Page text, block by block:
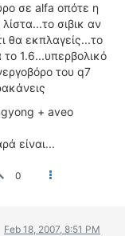
σε alfa οπότε η
σιβικ αν
θα εκπλαγείς...το
το 1.6...υπερβολικό
του q7
+ aveo
είναι...
0
Feb 18, 2007, 8:51 PM